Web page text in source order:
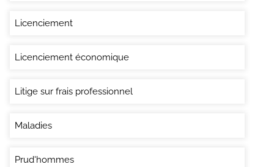
Licenciement
Licenciement économique
Litige sur frais professionnel
Maladies
Prud'hommes